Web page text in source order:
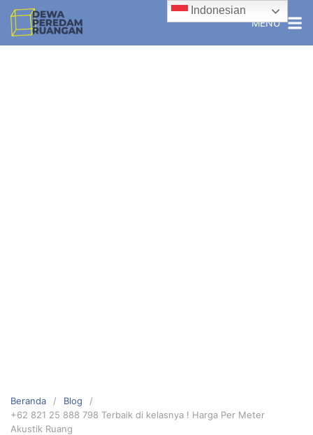
MENU
Beranda
Blog
+62 821 25 888 798 Terbaik di kelasnya ! Harga Per Meter
Akustik Ruang
Indonesian